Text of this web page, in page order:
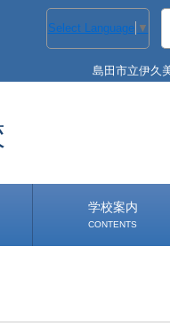
Select Language ▼
島田市立伊久
学校案内
CONTENTS